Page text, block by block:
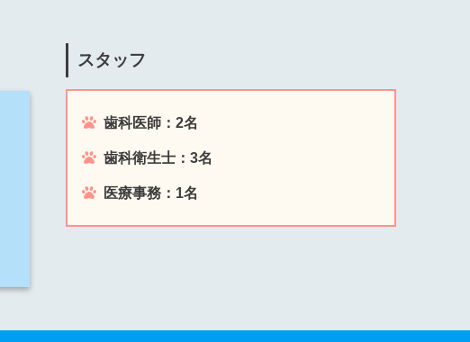
スタッフ
歯科医師：2名
歯科衛生士：3名
医療事務：1名